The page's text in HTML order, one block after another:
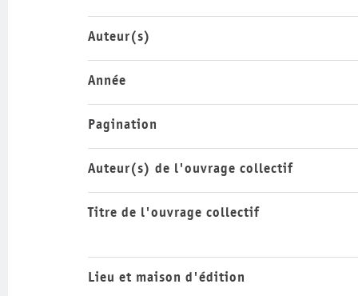
Auteur(s)
Année
Pagination
Auteur(s) de l'ouvrage collectif
Titre de l'ouvrage collectif
Lieu et maison d'édition